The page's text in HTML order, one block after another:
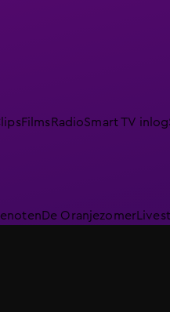
FilmsRadioSmart TV inlog
De Oranjezomer